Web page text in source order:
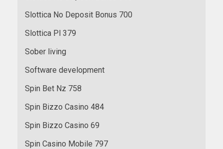
Slottica No Deposit Bonus 700
Slottica Pl 379
Sober living
Software development
Spin Bet Nz 758
Spin Bizzo Casino 484
Spin Bizzo Casino 69
Spin Casino Mobile 797